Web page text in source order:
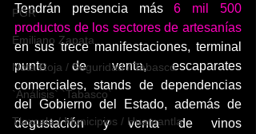
FGR
Emiliano Zapata
Nota Roja / Seguridad / Tabasco
`Análisis` `Tabasco`
Tlaxcala / Municipios / Huamantla
Tendrán presencia más 6 mil 500
productos de los sectores de artesanías
en sus trece manifestaciones, terminal
punto de venta, escaparates
comerciales, stands de dependencias
del Gobierno del Estado, además de
degustación y venta de vinos